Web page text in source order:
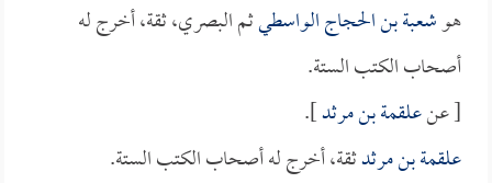
هوشعبة بن الحجاج الواسطيثم البصري، ثقة، أخرج له
أصحاب الكتب الستة.
[ عنعلقمة بن مرثد].
علقمة بن مرثدثقة، أخرج له أصحاب الكتب الستة.